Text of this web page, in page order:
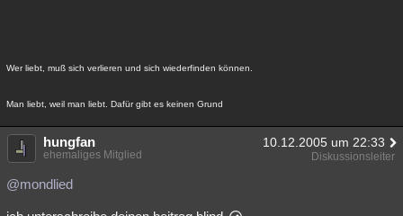
Wer liebt, muß sich verlieren und sich wiederfinden können.
Man liebt, weil man liebt. Dafür gibt es keinen Grund
hungfan 10.12.2005 um 22:33
ehemaliges Mitglied Diskussionsleiter
@mondlied